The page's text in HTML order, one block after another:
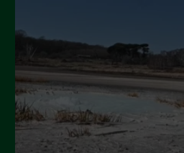
Settembre 2024
Luglio 2024
Maggio 2024
Aprile 2024
Marzo 2024